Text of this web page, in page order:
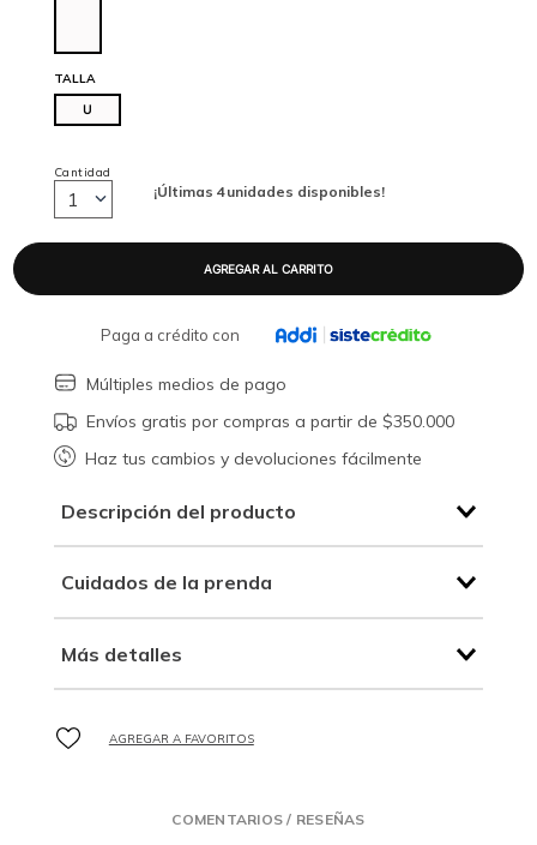
TALLA
U
¡Últimas 4 unidades disponibles!
Cantidad
1
Paga a crédito con
Múltiples medios de pago
Envíos gratis por compras a partir de $350.000
Haz tus cambios y devoluciones fácilmente
Descripción del producto
Cuidados de la prenda
Más detalles
COMENTARIOS / RESEÑAS